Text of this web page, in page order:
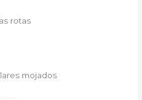
rotas
mojados